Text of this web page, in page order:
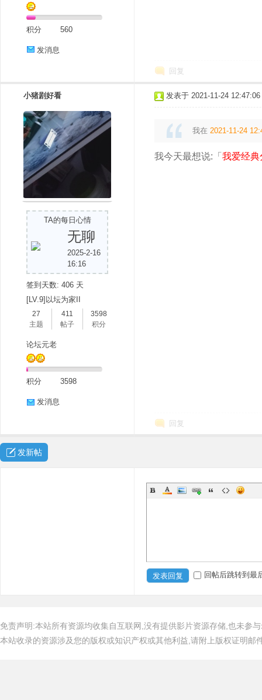
积分 560
发消息
回复
小猪剧好看
TA的每日心情
无聊
2025-2-16
16:16
签到天数: 406 天
[LV.9]以坛为家II
27
主题
411
帖子
3598
积分
论坛元老
积分 3598
发消息
发表于 2021-11-24 12:47:06
我在 2021-11-24
我今天最想说:「 我爱经典
回复
发新帖
发表回复 回帖后跳转到最
免责声明:本站所有资源均收集自互联网,没有提供影片资源存储,也未参
本站收录的资源涉及您的版权或知识产权或其他利益,请附上版权证明